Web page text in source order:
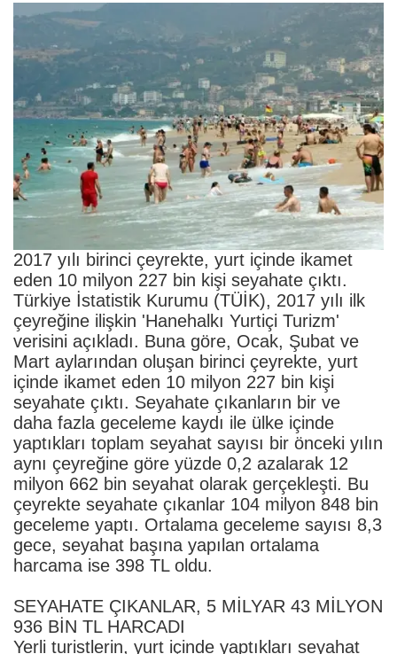
2017 yılı birinci çeyrekte, yurt içinde ikamet
eden 10 milyon 227 bin kişi seyahate çıktı.
Türkiye İstatistik Kurumu (TÜİK), 2017 yılı ilk
çeyreğine ilişkin 'Hanehalkı Yurtiçi Turizm'
verisini açıkladı. Buna göre, Ocak, Şubat ve
Mart aylarından oluşan birinci çeyrekte, yurt
içinde ikamet eden 10 milyon 227 bin kişi
seyahate çıktı. Seyahate çıkanların bir ve
daha fazla geceleme kaydı ile ülke içinde
yaptıkları toplam seyahat sayısı bir önceki yılın
aynı çeyreğine göre yüzde 0,2 azalarak 12
milyon 662 bin seyahat olarak gerçekleşti. Bu
çeyrekte seyahate çıkanlar 104 milyon 848 bin
geceleme yaptı. Ortalama geceleme sayısı 8,3
gece, seyahat başına yapılan ortalama
harcama ise 398 TL oldu.
SEYAHATE ÇIKANLAR, 5 MİLYAR 43 MİLYON
936 BİN TL HARCADI
Yerli turistlerin, yurt içinde yaptıkları seyahat